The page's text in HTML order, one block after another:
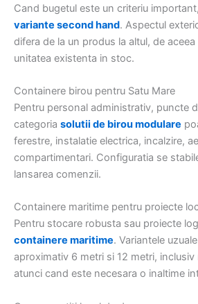
Cand bugetul este un criteriu
variante second hand. Aspectul
difera de la un produs la altul, de
unitatea existenta in stoc.
Containere birou pentru Satu Mare
Pentru personal administrativ, puncte
categoria solutii de birou modulare
ferestre, instalatie electrica, incalzire,
compartimentari. Configuratia se
lansarea comenzii.
Containere maritime pentru proiecte
Pentru stocare robusta sau proiecte
containere maritime. Variantele
aproximativ 6 metri si 12 metri,
atunci cand este necesara o inaltime